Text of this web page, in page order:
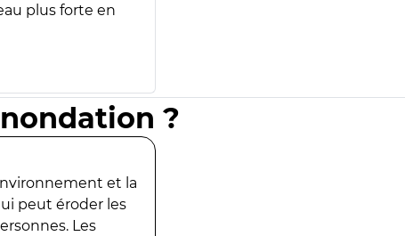
plus forte en
?
et la
peut éroder les
Les